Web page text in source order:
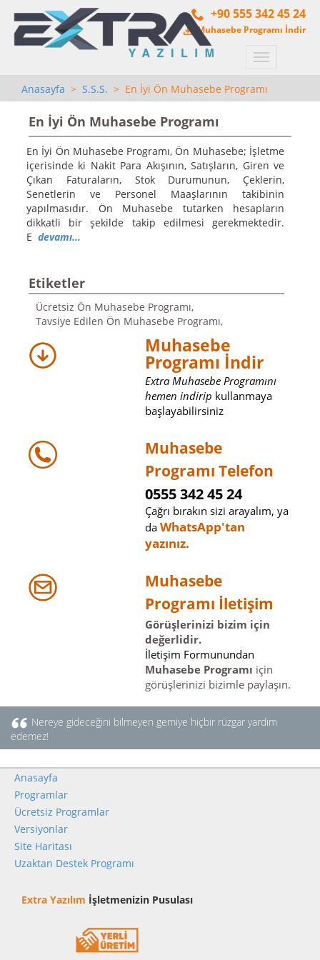
+90 555 342 45 24
Muhasebe Programı İndir
Menü
Anasayfa > S.S.S. > En İyi Ön Muhasebe Programı
En İyi Ön Muhasebe Programı
En İyi Ön Muhasebe Programı, Ön Muhasebe; İşletme
içerisinde ki Nakit Para Akışının, Satışların, Giren ve
Çıkan Faturaların, Stok Durumunun, Çeklerin,
Senetlerin ve Personel Maaşlarının takibinin
yapılmasıdır. Ön Muhasebe tutarken hesapların
dikkatli bir şekilde takip edilmesi gerekmektedir.
E devamı...
Etiketler
Ücretsiz Ön Muhasebe Programı,
Tavsiye Edilen Ön Muhasebe Programı,
Muhasebe
Programı İndir
Extra Muhasebe Programını
hemen indirip kullanmaya
başlayabilirsiniz
Muhasebe
Programı Telefon
0555 342 45 24
Çağrı bırakın sizi arayalım, ya
da WhatsApp'tan
yazınız.
Muhasebe
Programı İletişim
Görüşlerinizi bizim için
değerlidir.
İletişim Formunundan
Muhasebe Programı için
görüşlerinizi bizimle paylaşın.
Nereye gideceğini bilmeyen gemiye hiçbir rüzgar yardım
edemez!
Anasayfa
Programlar
Ücretsiz Programlar
Versiyonlar
Site Haritası
Uzaktan Destek Programı
Extra Yazılım İşletmenizin Pusulası